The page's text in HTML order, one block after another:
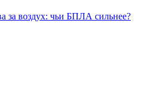
за воздух: чьи БПЛА сильнее?